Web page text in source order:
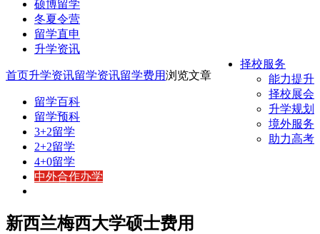
硕博留学
冬夏令营
留学直申
升学资讯
择校服务
能力提升
择校展会
升学规划
境外服务
助力高考
首页升学资讯留学资讯留学费用浏览文章
留学百科
留学预科
3+2留学
2+2留学
4+0留学
中外合作办学
新西兰梅西大学硕士费用